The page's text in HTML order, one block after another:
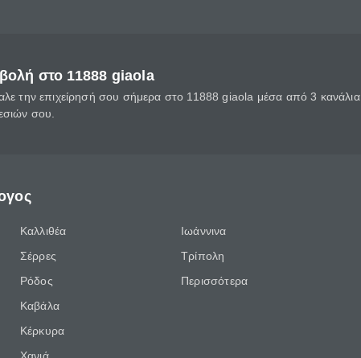
στο 11888 giaola
την επιχείρησή σου σήμερα στο 11888 giaola μέσα από 3 κανάλια
σου.
Καλλιθέα
Σέρρες
Ρόδος
Καβάλα
Κέρκυρα
Ιωάννινα
Τρίπολη
Περισσότερα